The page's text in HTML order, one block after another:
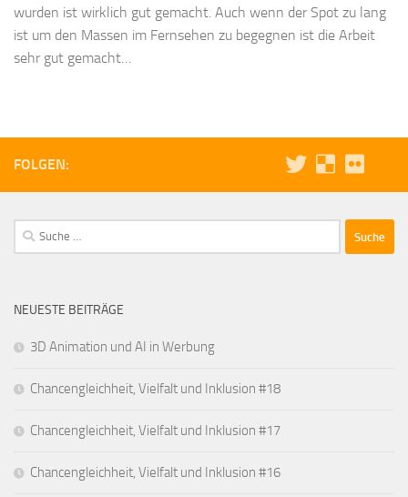
wurden ist wirklich gut gemacht. Auch wenn der Spot zu lang
ist um den Massen im Fernsehen zu begegnen ist die Arbeit
sehr gut gemacht…
FOLGEN:
Suche
nach:
NEUESTE BEITRÄGE
3D Animation und AI in Werbung
Chancengleichheit, Vielfalt und Inklusion #18
Chancengleichheit, Vielfalt und Inklusion #17
Chancengleichheit, Vielfalt und Inklusion #16